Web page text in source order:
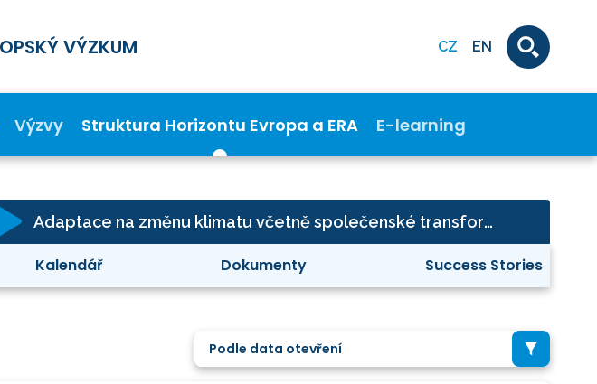
VÝZKUM CZ EN
Výzvy Struktura Horizontu Evropa a ERA E-learning
Adaptace na změnu klimatu včetně společenské transformace
Kalendář Dokumenty Success Stories
Podle data otevření